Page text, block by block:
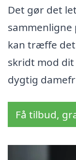
Det gør det
sammenligne
kan træffe det
skridt mod
dygtig
Få tilbud,